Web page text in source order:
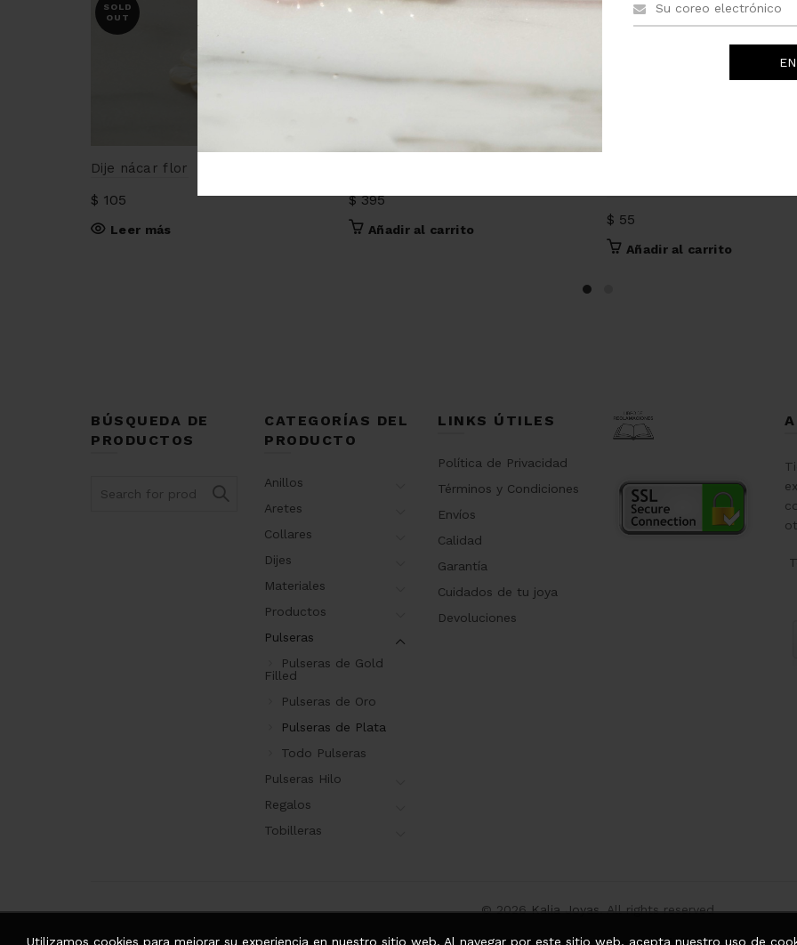
SOLD
OUT
Dije nácar flor
$ 105
Leer más
$395
Añadir al carrito
$ 55
Añadir al carrito
BÚSQUEDA DE
PRODUCTOS
CATEGORÍAS DEL
PRODUCTO
Anillos
Aretes
Collares
Dijes
Materiales
Productos
Pulseras
Pulseras de Gold
Filled
Pulseras de Oro
Pulseras de Plata
Todo Pulseras
Pulseras Hilo
Regalos
Tobilleras
LINKS ÚTILES
Política de Privacidad
Términos y Condiciones
Envíos
Calidad
Garantía
Cuidados de tu joya
Devoluciones
© 2026Kalia Joyas. All rights reserved
2020. Creado con ❤️ porDatafull Pro
Utilizamos cookies para mejorar su experiencia en nuestro sitio web. Al navegar por este sitio web, acepta nuestro uso de